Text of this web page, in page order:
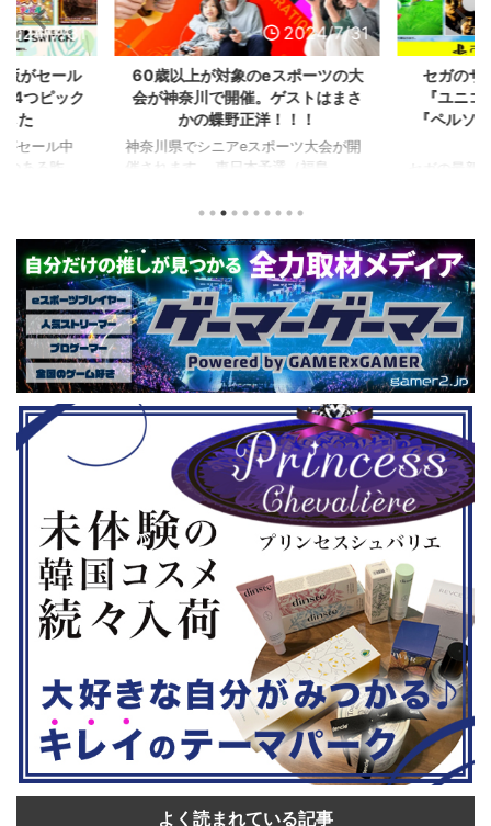
2024/7/31
がセール
4つピック
た
セール中
ある昨
ルを独自に
。（類似し
ゲーム、長
ム） 注目
セット』
ホラーゲー
『鉄拳8
2024/7/31
60歳以上が対象のeスポーツの大
会が神奈川で開催。ゲストはまさ
かの蝶野正洋！！！
神奈川県でシニアeスポーツ大会が開
催されます。 東日本予選（福島
選（神奈川県）の優勝者3名が決勝大
仕様。ご当地キャラクターによる対戦
も見られるとのことなので、家族で楽
しめるイベントになっているようで
す。 ちなみに、ゲストのプロレスラ
ーである蝶野正洋さんは今年60歳に
なるそうです。トークセッションに登
場しますよ。 この記事のポイント ・
大会参加者は60歳以上 ・3地区で予
選あり。予選は8月24日、25日と9月
22日。本戦は9月22日（事前エ ...
セガのサ
『ユニ
『ペルソ
セガの最新
ファンから
や編成や育
クなどが話
売されたば
要チェック
ル」に『ユ
登場！『龍
リロード』
は、
ンドーeショ
...
よく読まれている記事